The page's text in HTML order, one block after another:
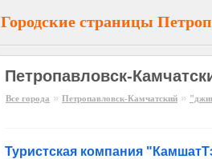
Городские страницы
Петропавловск-
Все города » Петропавловск-Камчатский »
Туристская компания